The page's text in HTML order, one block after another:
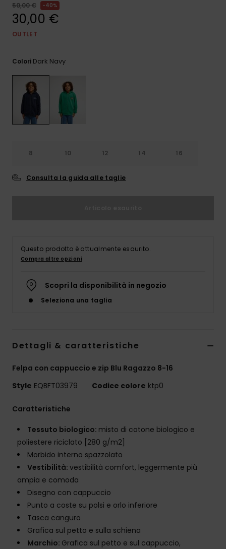
50,00 €
40%
30,00 €
OUTLET
Colori Dark Navy
8 10 12 14 16
Consulta la guida alle taglie
Questo prodotto è attualmente esaurito.
Compra altre opzioni
Scopri la disponibilità in negozio
Seleziona una taglia
Dettagli & caratteristiche
Felpa con cappuccio e zip Blu Ragazzo 8-16
Style EQBFT03979 Codice colore ktp0
Caratteristiche
Tessuto biologico: misto di cotone biologico e
poliestere riciclato [280 g/m2]
Morbido interno spazzolato
Vestibilità: vestibilità comfort, leggermente più
ampia e comoda
Disegno con cappuccio
Punto a coste su polsi e orlo inferiore
Tasca canguro
Grafica sul petto e sulla schiena
Marchio: Grafica sul petto e sul cappuccio,